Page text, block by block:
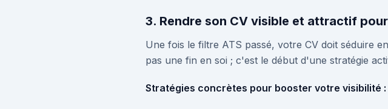
3. Rendre son CV visible et attractif
Une fois le filtre ATS passé, votre CV doit séduire
pas une fin en soi ; c'est le début d'une stratégie
Stratégies concrètes pour booster votre visibilité :